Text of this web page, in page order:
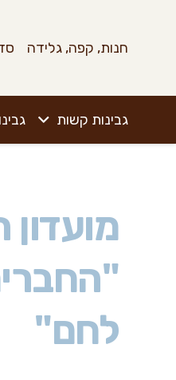
חנות, קפה, גלידה
גבינות קשות
לחם"